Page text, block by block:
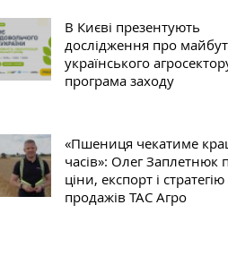
В Києві презентують
дослідження про
українського
програма заходу
«Пшениця чекатиме
часів»: Олег Заплетнюк
ціни, експорт і стратегію
продажів ТАС Агро